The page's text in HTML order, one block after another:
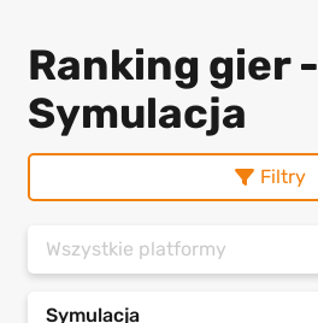
Ranking gier -
Symulacja
Filtry
Wszystkie platformy
Symulacja